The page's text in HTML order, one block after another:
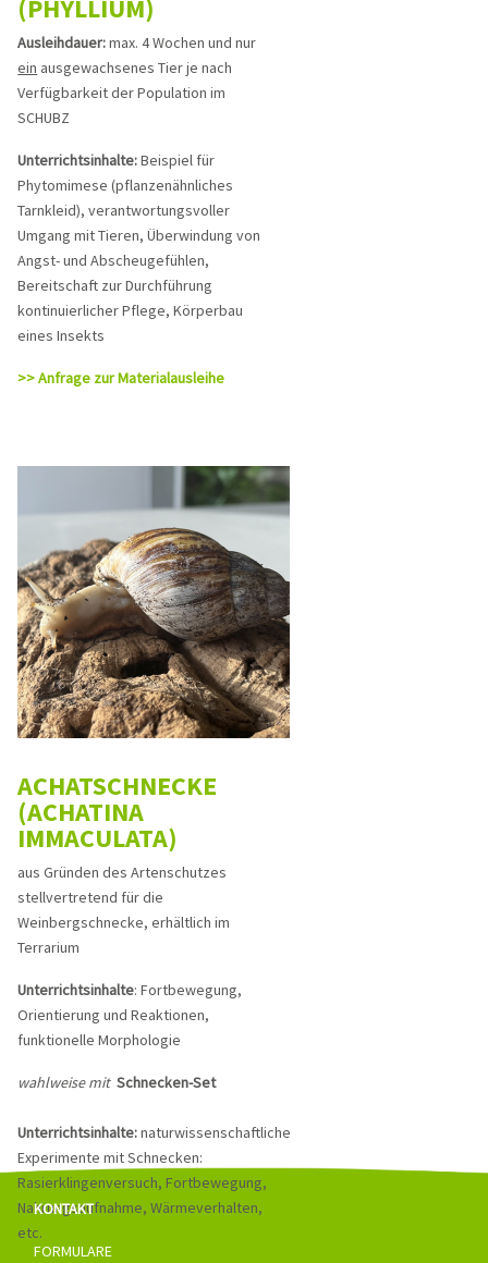
(PHYLLIUM)
Ausleihdauer:max. 4 Wochen und nur
ein ausgewachsenes Tier je nach
Verfügbarkeit der Population im
SCHUBZ
Unterrichtsinhalte:Beispiel für
Phytomimese (pflanzenähnliches
Tarnkleid), verantwortungsvoller
Umgang mit Tieren, Überwindung von
Angst- und Abscheugefühlen,
Bereitschaft zur Durchführung
kontinuierlicher Pflege, Körperbau
eines Insekts
>> Anfrage zur Materialausleihe
ACHATSCHNECKE
(ACHATINA
IMMACULATA)
aus Gründen des Artenschutzes
stellvertretend für die
Weinbergschnecke, erhältlich im
Terrarium
Unterrichtsinhalte: Fortbewegung,
Orientierung und Reaktionen,
funktionelle Morphologie
wahlweise mitSchnecken-Set
Unterrichtsinhalte:naturwissenschaftliche
Experimente mit Schnecken:
Rasierklingenversuch, Fortbewegung,
Nahrungsaufnahme, Wärmeverhalten,
etc.
KONTAKT
FORMULARE